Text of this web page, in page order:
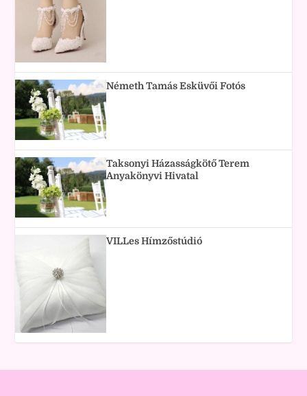
Németh Tamás Esküvői Fotós
Taksonyi Házasságkötő Terem
Anyakönyvi Hivatal
VILLes Hímzőstúdió